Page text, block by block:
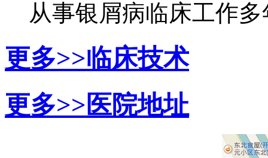
从事银屑病临床工作多
更多>>临床技术
更多>>医院地址